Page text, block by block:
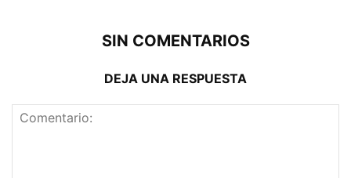
SIN COMENTARIOS
DEJA UNA RESPUESTA